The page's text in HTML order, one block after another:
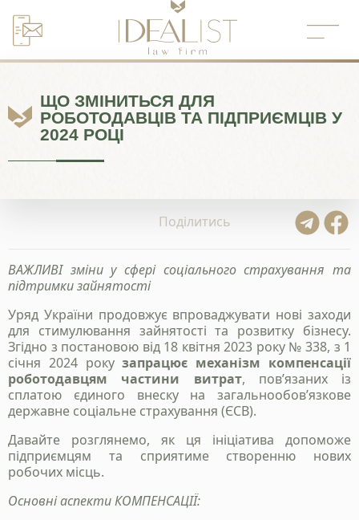
Перейти
до
ЩО ЗМІНИТЬСЯ ДЛЯ
РОБОТОДАВЦІВ ТА ПІДПРИЄМЦІВ У
2024 РОЦІ
Поділитись
ВАЖЛИВІ зміни у сфері соціального страхування та
підтримки зайнятості
Уряд України продовжує впроваджувати нові заходи
для стимулювання зайнятості та розвитку бізнесу.
Згідно з постановою від 18 квітня 2023 року № 338, з 1
січня 2024 рокузапрацює механізм компенсації
роботодавцям частини витрат, пов’язаних із
сплатою єдиного внеску на загальнообов’язкове
державне соціальне страхування (ЄСВ).
Давайте розглянемо, як ця ініціатива допоможе
підприємцям та сприятиме створенню нових
робочих місць.
Основні аспекти КОМПЕНСАЦІЇ: